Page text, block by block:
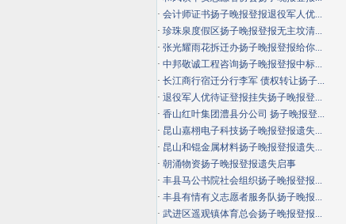
· 会计师证书扬子晚报登报退役军人优...
· 珍珠泉度假区扬子晚报登报无主坟清...
· 张光耀雨花拆迁办扬子晚报登报给你...
· 中邦敬诚工程咨询扬子晚报登报中标...
· 长江商行宿迁分行李军 债权转让扬子...
· 退役军人优待证登报挂失扬子晚报登...
· 香山红叶集团澧县分公司 扬子晚报登...
· 昆山嘉栩电子科技扬子晚报登报遗失...
· 昆山和锟金属材料扬子晚报登报遗失...
· 朝涌物资扬子晚报登报遗失启事
· 丰县马公书院社会组织扬子晚报登报...
· 丰县有情有义志愿者服务队扬子晚报...
· 武进区遥观镇体育总会扬子晚报登报...